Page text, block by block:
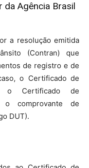
da Agência Brasil
a resolução emitida
(Contran) que
de registro e de
o Certificado de
o Certificado de
o comprovante de
DUT).